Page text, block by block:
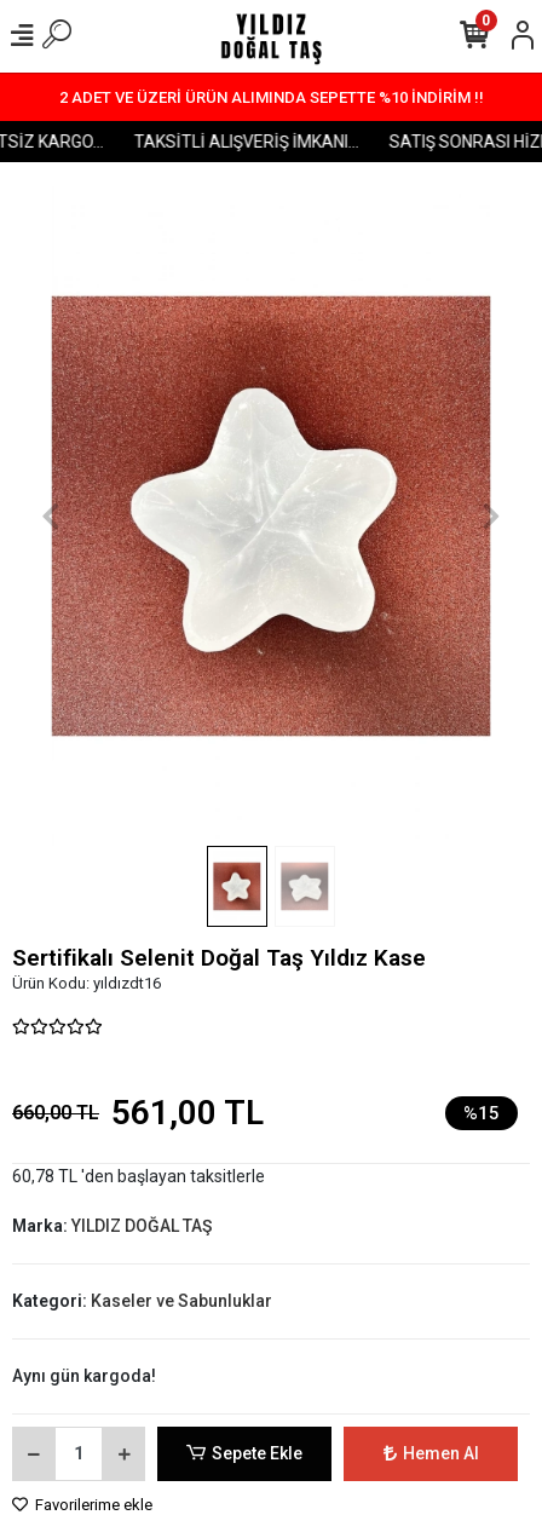
2 ADET VE ÜZERİ ÜRÜN ALIMINDA SEPETTE %10 İNDİRİM !!
KARGO... TAKSİTLİ ALIŞVERİŞ İMKANI... SATIŞ SONRASI
0
Sertifikalı Selenit Doğal Taş Yıldız Kase
Ürün Kodu: yıldızdt16
660,00 TL 561,00 TL %15
60,78 TL 'den başlayan taksitlerle
Marka:YILDIZ DOĞAL TAŞ
Kategori: Kaseler ve Sabunluklar
Aynı gün kargoda!
Sepete Ekle Hemen Al
Favorilerime ekle